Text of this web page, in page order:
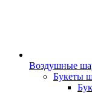
Воздушные
Букеты